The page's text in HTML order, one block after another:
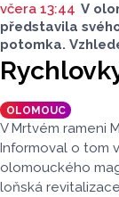
včera 13:44 V
představila
potomka.
je téměř jisté, že
hnědé, případně
zbarvením hlavy.
OLOMOUC
V Mrtvém rameni
Informoval o tom
olomouckého
loňská